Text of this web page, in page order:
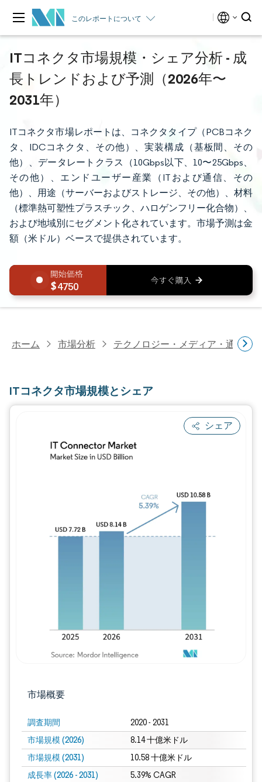
このレポートについて
ITコネクタ市場規模・シェア分析 - 成
長トレンドおよび予測（2026年〜
2031年）
ITコネクタ市場レポートは、コネクタタイプ（PCBコネク
タ、IDCコネクタ、その他）、実装構成（基板間、その
他）、データレートクラス（10Gbps以下、10〜25Gbps、
その他）、エンドユーザー産業（ITおよび通信、その
他）、用途（サーバーおよびストレージ、その他）、材料
（標準熱可塑性プラスチック、ハロゲンフリー化合物）、
および地域別にセグメント化されています。市場予測は金
額（米ドル）ベースで提供されています。
4750
ホーム 市場分析 テクノロジー・メディア・通信研
ITコネクタ市場規模とシェア
シェア
市場概要
調査期間 2020 - 2031
市場規模 (2026) 8.14 十億米ドル
市場規模 (2031) 10.58 十億米ドル
成長率 (2026 - 2031) 5.39% CAGR